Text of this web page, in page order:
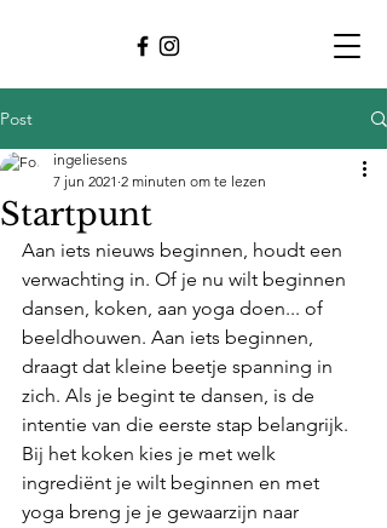
Post
Startpunt
ingeliesens
7 jun 2021 2 minuten om te lezen
Aan iets nieuws beginnen, houdt een
verwachting in. Of je nu wilt beginnen
dansen, koken, aan yoga doen... of
beeldhouwen. Aan iets beginnen,
draagt dat kleine beetje spanning in
zich. Als je begint te dansen, is de
intentie van die eerste stap belangrijk.
Bij het koken kies je met welk
ingrediënt je wilt beginnen en met
yoga breng je je gewaarzijn naar